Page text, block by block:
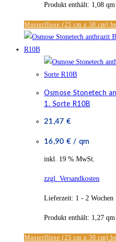
Produkt enthält: 1,08 qm
Musterfliese (25 cm x 30 cm)
Osmose Stonetech
1. Sorte R10B
21,47 €
16,90 € /qm
inkl. 19 % MwSt.
zzgl. Versandkosten
Lieferzeit: 1 - 2 Wochen
Produkt enthält: 1,27 qm
Musterfliese (25 cm x 30 cm)